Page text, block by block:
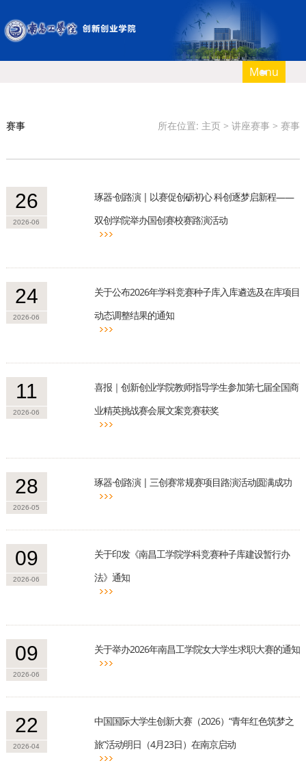
Menu
部门概况
孵化基地
创新创业教育
赛事 所在位置: 主页 >讲座赛事 >赛事
26
2026-06
琢器·创路演 | 以赛促创砺初心 科创逐梦启新程——
双创学院举办国创赛校赛路演活动
24
2026-06
关于公布2026年学科竞赛种子库入库遴选及在库项目
动态调整结果的通知
11
2026-06
喜报｜创新创业学院教师指导学生参加第七届全国商
业精英挑战赛会展文案竞赛获奖
28
2026-05
琢器·创路演 | 三创赛常规赛项目路演活动圆满成功
09
2026-06
关于印发《南昌工学院学科竞赛种子库建设暂行办
法》通知
09
2026-06
关于举办2026年南昌工学院女大学生求职大赛的通知
22
2026-04
中国国际大学生创新大赛（2026）“青年红色筑梦之
旅”活动明日（4月23日）在南京启动